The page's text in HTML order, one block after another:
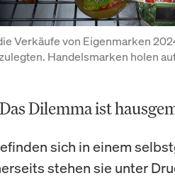
Verkäufe von Eigenmarken
Handelsmarken holen
Dilemma ist
sich in einem
stehen sie unter